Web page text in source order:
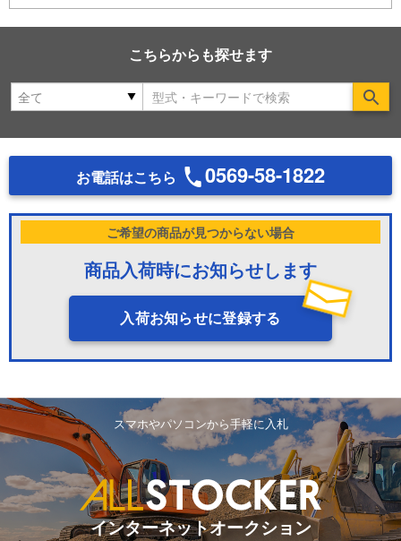
こちらからも探せます
お電話はこちら 0569-58-1822
ご希望の商品が見つからない場合
商品入荷時にお知らせします
入荷お知らせに登録する
スマホやパソコンから手軽に入札
インターネットオークション